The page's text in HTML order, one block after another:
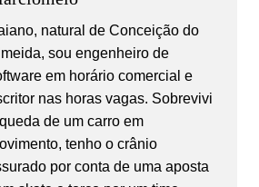
natural de Conceição do
sou engenheiro de
em horário comercial e
nas horas vagas. Sobrevivi
de um carro em
tenho o crânio
por conta de uma aposta